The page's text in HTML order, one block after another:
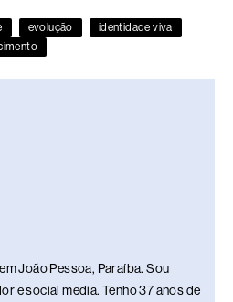
y
A
p
Li
k
evolução
identidade viva
João Pessoa, Paraíba. Sou
e social media. Tenho 37 anos de